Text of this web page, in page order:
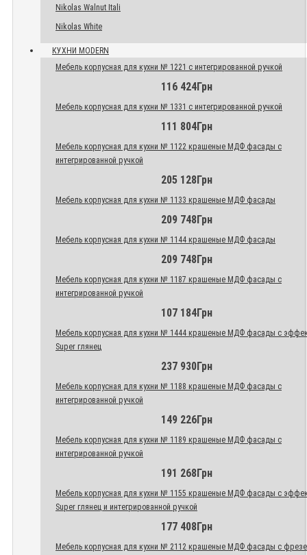
Nikolas Walnut Itali
Nikolas White
КУХНИ MODERN
Мебель корпусная для кухни № 1221 с интегрированной ручкой
116 424Грн
Мебель корпусная для кухни № 1331 с интегрированной ручкой
111 804Грн
Мебель корпусная для кухни № 1122 крашеные МДФ фасады с
интегрированной ручкой
205 128Грн
Мебель корпусная для кухни № 1133 крашеные МДФ фасады
209 748Грн
Мебель корпусная для кухни № 1144 крашеные МДФ фасады
209 748Грн
Мебель корпусная для кухни № 1187 крашеные МДФ фасады с
интегрированной ручкой
107 184Грн
Мебель корпусная для кухни № 1444 крашеные МДФ фасады с
Super глянец
237 930Грн
Мебель корпусная для кухни № 1188 крашеные МДФ фасады с
интегрированной ручкой
149 226Грн
Мебель корпусная для кухни № 1189 крашеные МДФ фасады с
интегрированной ручкой
191 268Грн
Мебель корпусная для кухни № 1155 крашеные МДФ фасады с
Super глянец и интегрированной ручкой
177 408Грн
Мебель корпусная для кухни № 2112 крашеные МДФ фасады с